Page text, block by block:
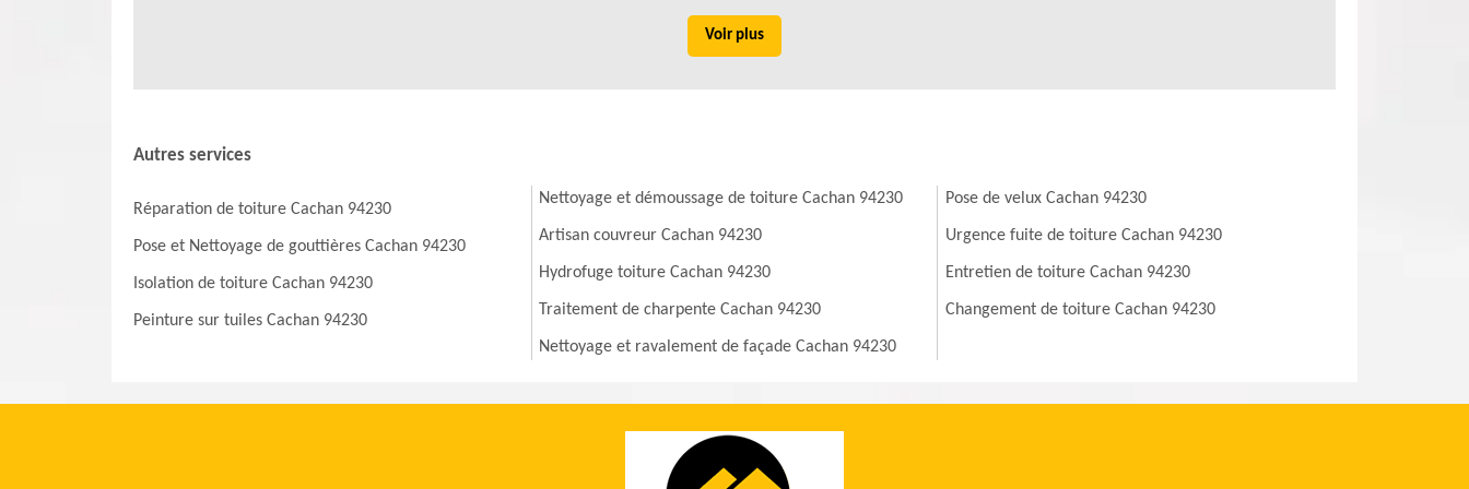
Voir plus
Autres services
Réparation de toiture Cachan 94230
Pose et Nettoyage de gouttières Cachan 94230
Isolation de toiture Cachan 94230
Peinture sur tuiles Cachan 94230
Nettoyage et démoussage de toiture Cachan 94230
Artisan couvreur Cachan 94230
Hydrofuge toiture Cachan 94230
Traitement de charpente Cachan 94230
Nettoyage et ravalement de façade Cachan 94230
Pose de velux Cachan 94230
Urgence fuite de toiture Cachan 94230
Entretien de toiture Cachan 94230
Changement de toiture Cachan 94230